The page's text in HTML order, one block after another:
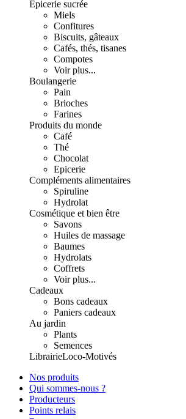
Épicerie sucrée
Miels
Confitures
Biscuits, gâteaux
Cafés, thés, tisanes
Compotes
Voir plus...
Boulangerie
Pain
Brioches
Farines
Produits du monde
Café
Thé
Chocolat
Epicerie
Compléments alimentaires
Spiruline
Hydrolat
Cosmétique et bien être
Savons
Huiles de massage
Baumes
Hydrolats
Coffrets
Voir plus...
Cadeaux
Bons cadeaux
Paniers cadeaux
Au jardin
Plants
Semences
LibrairieLoco-Motivés
Nos produits
Qui sommes-nous ?
Producteurs
Points relais